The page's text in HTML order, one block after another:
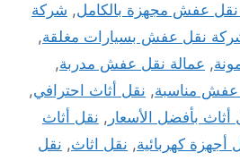
عفش مجهزة بالكامل, شركة
نقل عفش بسيارات مغلقة,
, عمالة نقل عفش مدربة,
عفش مناسبة, نقل أثاث احترافي,
أثاث بأفضل الأسعار , نقل أثاث
أجهزة كهربائية, نقل اثاث, نقل